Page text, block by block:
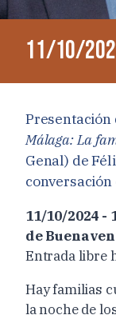
11/10/
Presentación
Málaga: La
Genal) de
11/10/2024 -
de
Entrada libre
Hay familias
la noche de